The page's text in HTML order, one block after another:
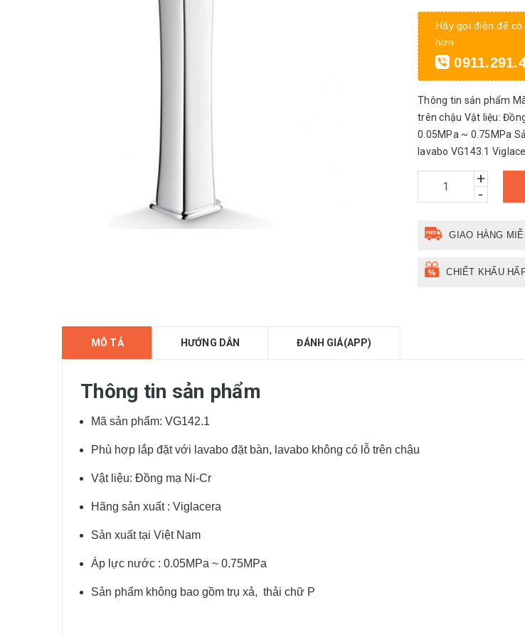
Hãy gọi điện để
hơn
Thông tin sản phẩm
trên chậu Vật liệu:
0.05MPa ~ 0.75MPa
lavabo VG143.1
+
-
GIAO HÀNG
CHIẾT KHẤU
MÔ TẢ HƯỚNG DẪN ĐÁNH GIÁ(APP)
Thông tin sản phẩm
Mã sản phẩm: VG142.1
Phù hợp lắp đặt với lavabo đặt bàn, lavabo không có lỗ trên chậu
Vật liệu: Đồng mạ Ni-Cr
Hãng sản xuất : Viglacera
Sản xuất tại Việt Nam
Áp lực nước : 0.05MPa ~ 0.75MPa
Sản phẩm không bao gồm trụ xả, thải chữ P